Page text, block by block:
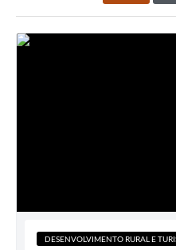
Agenda
Acesso Rápido
DESENVOLVIMENTO RURAL E